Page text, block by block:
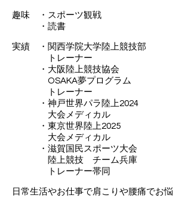
趣味 ・スポーツ観戦
​ ・読書
実績 ・関西学院大学陸上競技部
トレーナー
・大阪陸上競技協会
​ OSAKA夢プログラム
トレーナー
・神戸世界パラ陸上2024
​ 大会メディカル
・東京世界陸上2025
​ 大会メディカル
・滋賀国民スポーツ大会
陸上競技 チーム兵庫
トレーナー帯同
​日常生活やお仕事で肩こりや腰痛でお悩